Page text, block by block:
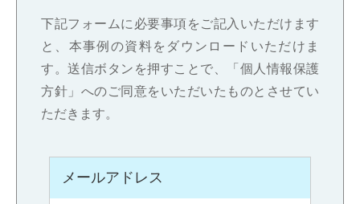
下記フォームに必要事項をご記入いただけます
と、本事例の資料をダウンロードいただけま
す。送信ボタンを押すことで、「個人情報保護
方針」へのご同意をいただいたものとさせてい
ただきます。
メールアドレス